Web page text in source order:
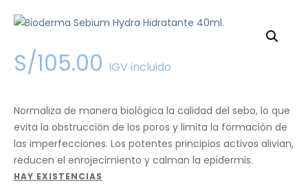
S/105.00 IGV incluido
Normaliza de manera biológica la calidad del sebo, lo que
evita la obstrucción de los poros y limita la formación de
las imperfecciones. Los potentes principios activos alivian,
reducen el enrojecimiento y calman la epidermis.
HAY EXISTENCIAS